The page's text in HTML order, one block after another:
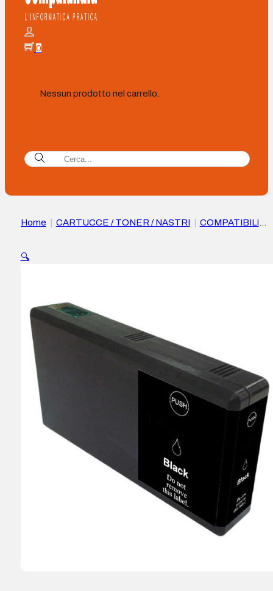
0
Nessun prodotto nel carrello.
Home CARTUCCE / TONER / NASTRI
COMPATIBILI
Compatibile – Sostituisce
🔍